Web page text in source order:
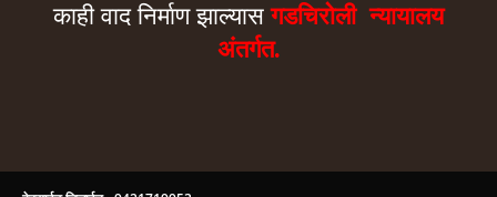
काही वाद निर्माण झाल्यास गडचिरोली न्यायालय
अंतर्गत.